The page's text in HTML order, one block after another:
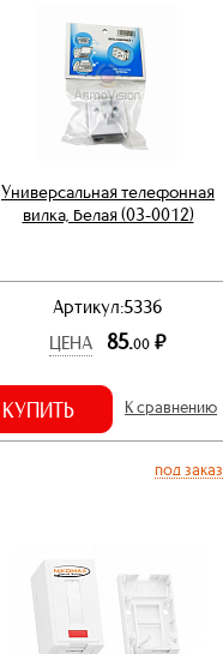
Универсальная телефонная
вилка, белая (03-0012)
Артикул:5336
ЦЕНА
85.00 р.
КУПИТЬ К сравнению
под заказ